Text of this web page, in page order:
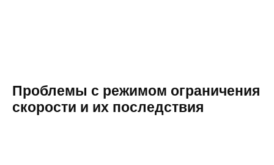
Проблемы с режимом ограничения
скорости и их последствия